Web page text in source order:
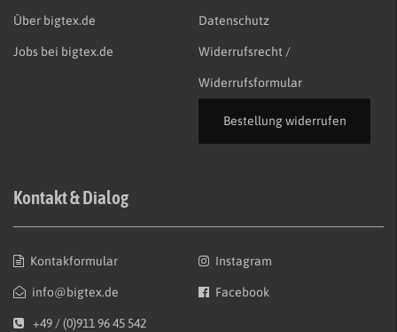
Über bigtex.de
Jobs bei bigtex.de
Datenschutz
Widerrufsrecht /
Widerrufsformular
Bestellung widerrufen
Kontakt & Dialog
Kontakformular
info@bigtex.de
Instagram
Facebook
+49 / (0)911 96 45 542